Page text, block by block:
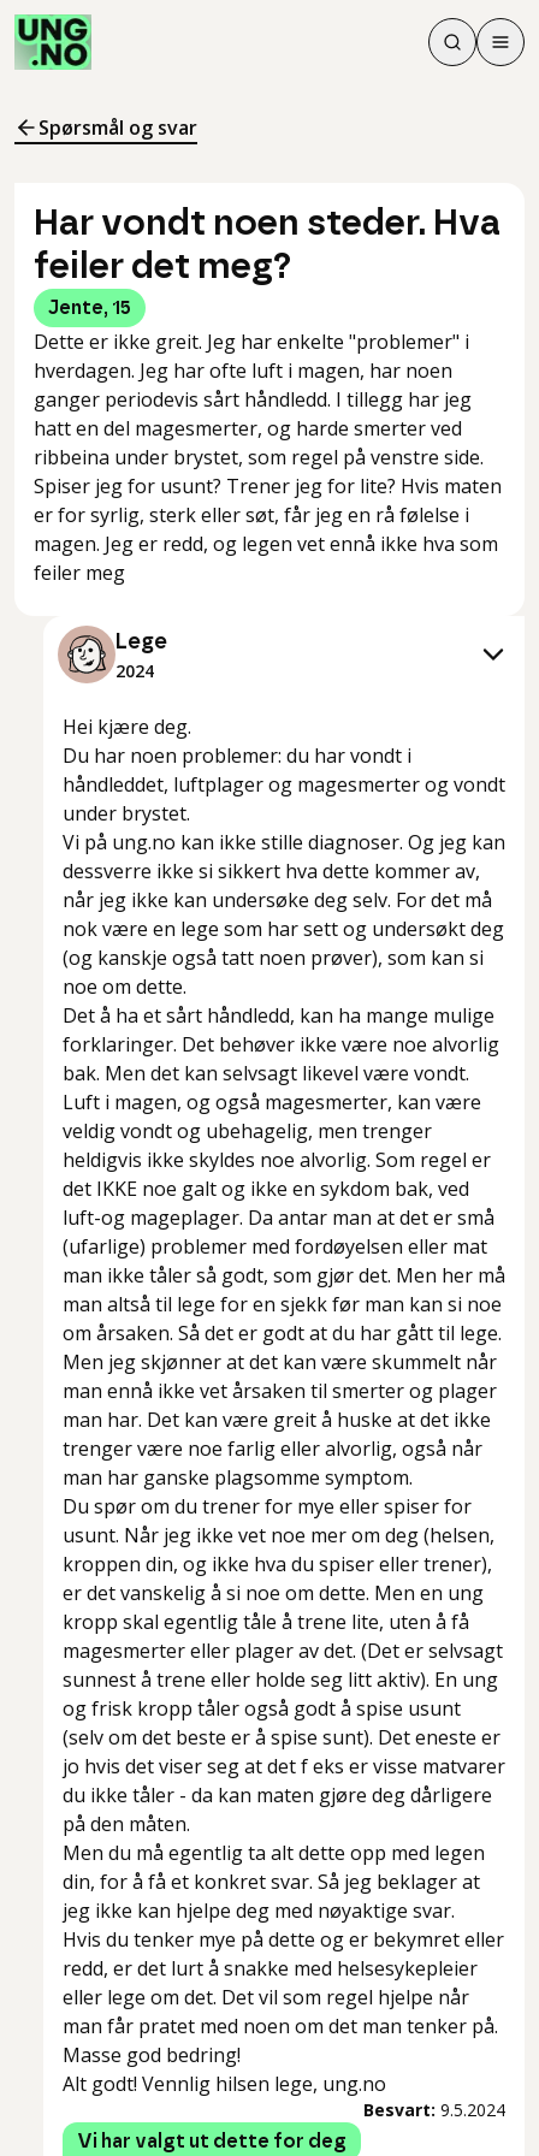
Søk
Søk
Meny
Spørsmål og svar
Har vondt noen steder. Hva
feiler det meg?
Jente, 15
Dette er ikke greit. Jeg har enkelte "problemer" i
hverdagen. Jeg har ofte luft i magen, har noen
ganger periodevis sårt håndledd. I tillegg har jeg
hatt en del magesmerter, og harde smerter ved
ribbeina under brystet, som regel på venstre side.
Spiser jeg for usunt? Trener jeg for lite? Hvis maten
er for syrlig, sterk eller søt, får jeg en rå følelse i
magen. Jeg er redd, og legen vet ennå ikke hva som
feiler meg
Lege
2024
Hei kjære deg.
Du har noen problemer: du har vondt i
håndleddet, luftplager og magesmerter og vondt
under brystet.
Vi på ung.no kan ikke stille diagnoser. Og jeg kan
dessverre ikke si sikkert hva dette kommer av,
når jeg ikke kan undersøke deg selv. For det må
nok være en lege som har sett og undersøkt deg
(og kanskje også tatt noen prøver), som kan si
noe om dette.
Det å ha et sårt håndledd, kan ha mange mulige
forklaringer. Det behøver ikke være noe alvorlig
bak. Men det kan selvsagt likevel være vondt.
Luft i magen, og også magesmerter, kan være
veldig vondt og ubehagelig, men trenger
heldigvis ikke skyldes noe alvorlig. Som regel er
det IKKE noe galt og ikke en sykdom bak, ved
luft-og mageplager. Da antar man at det er små
(ufarlige) problemer med fordøyelsen eller mat
man ikke tåler så godt, som gjør det. Men her må
man altså til lege for en sjekk før man kan si noe
om årsaken. Så det er godt at du har gått til lege.
Men jeg skjønner at det kan være skummelt når
man ennå ikke vet årsaken til smerter og plager
man har. Det kan være greit å huske at det ikke
trenger være noe farlig eller alvorlig, også når
man har ganske plagsomme symptom.
Du spør om du trener for mye eller spiser for
usunt. Når jeg ikke vet noe mer om deg (helsen,
kroppen din, og ikke hva du spiser eller trener),
er det vanskelig å si noe om dette. Men en ung
kropp skal egentlig tåle å trene lite, uten å få
magesmerter eller plager av det. (Det er selvsagt
sunnest å trene eller holde seg litt aktiv). En ung
og frisk kropp tåler også godt å spise usunt
(selv om det beste er å spise sunt). Det eneste er
jo hvis det viser seg at det f eks er visse matvarer
du ikke tåler - da kan maten gjøre deg dårligere
på den måten.
Men du må egentlig ta alt dette opp med legen
din, for å få et konkret svar. Så jeg beklager at
jeg ikke kan hjelpe deg med nøyaktige svar.
Hvis du tenker mye på dette og er bekymret eller
redd, er det lurt å snakke med helsesykepleier
eller lege om det. Det vil som regel hjelpe når
man får pratet med noen om det man tenker på.
Masse god bedring!
Alt godt! Vennlig hilsen lege, ung.no
Besvart: 9.5.2024
Vi har valgt ut dette for deg